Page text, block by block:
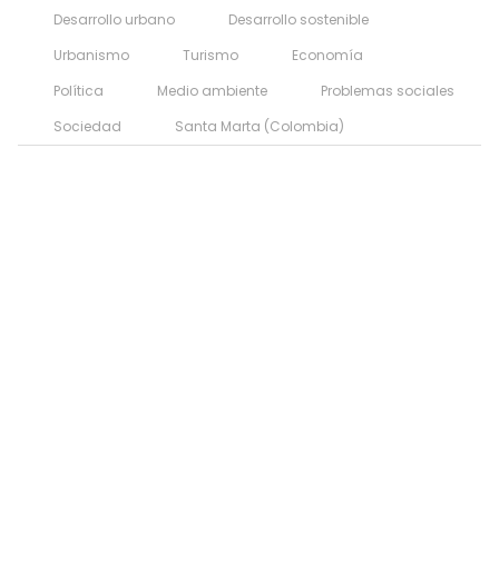
Desarrollo urbano
Desarrollo sostenible
Urbanismo
Turismo
Economía
Política
Medio ambiente
Problemas sociales
Sociedad
Santa Marta (Colombia)